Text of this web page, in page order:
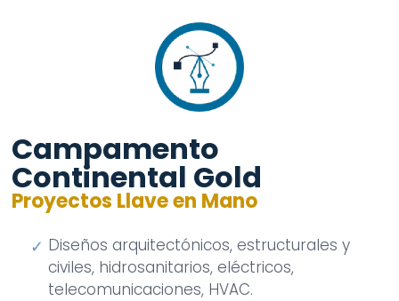
Campamento
Continental Gold
Proyectos Llave en Mano
✓ Diseños arquitectónicos, estructurales y
civiles, hidrosanitarios, eléctricos,
telecomunicaciones, HVAC.